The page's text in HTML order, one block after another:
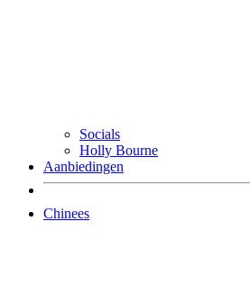
Socials
Holly Bourne
Aanbiedingen
Chinees